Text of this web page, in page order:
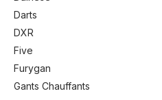
Darts
DXR
Five
Furygan
Gants Chauffants